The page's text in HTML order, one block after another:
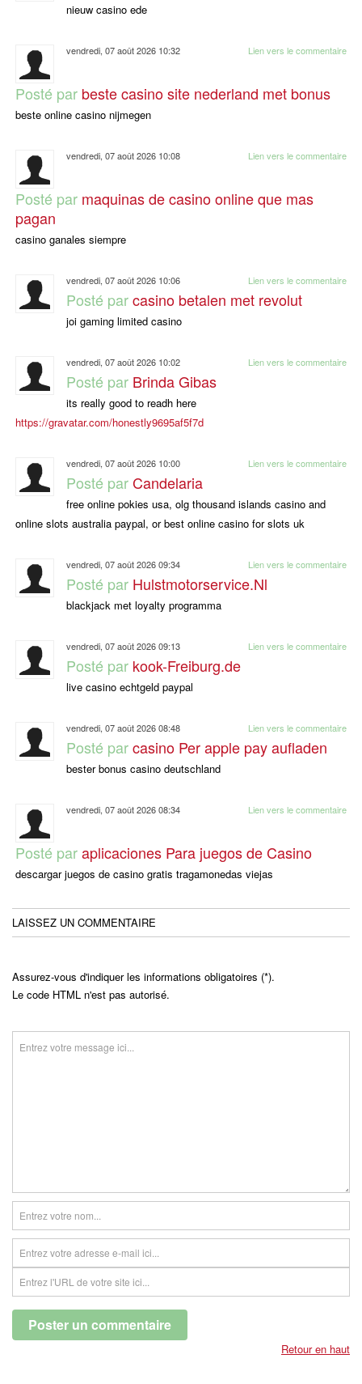
nieuw casino ede
Lien vers le commentaire
vendredi, 07 août 2026 10:32
Posté par beste casino site nederland met bonus
beste online casino nijmegen
Lien vers le commentaire
vendredi, 07 août 2026 10:08
Posté par maquinas de casino online que mas
pagan
casino ganales siempre
Lien vers le commentaire
vendredi, 07 août 2026 10:06
Posté parcasino betalen met revolut
joi gaming limited casino
Lien vers le commentaire
vendredi, 07 août 2026 10:02
Posté par Brinda Gibas
its really good to readh here
https://gravatar.com/honestly9695af5f7d
Lien vers le commentaire
vendredi, 07 août 2026 10:00
Posté parCandelaria
free online pokies usa, olg thousand islands casino and
online slots australia paypal, or best online casino for slots uk
Lien vers le commentaire
vendredi, 07 août 2026 09:34
Posté par Hulstmotorservice.Nl
blackjack met loyalty programma
Lien vers le commentaire
vendredi, 07 août 2026 09:13
Posté par kook-Freiburg.de
live casino echtgeld paypal
Lien vers le commentaire
vendredi, 07 août 2026 08:48
Posté parcasino Per apple pay aufladen
bester bonus casino deutschland
Lien vers le commentaire
vendredi, 07 août 2026 08:34
Posté paraplicaciones Para juegos de Casino
descargar juegos de casino gratis tragamonedas viejas
LAISSEZ UN COMMENTAIRE
Assurez-vous d'indiquer les informations obligatoires (*).
Le code HTML n'est pas autorisé.
Retour en haut